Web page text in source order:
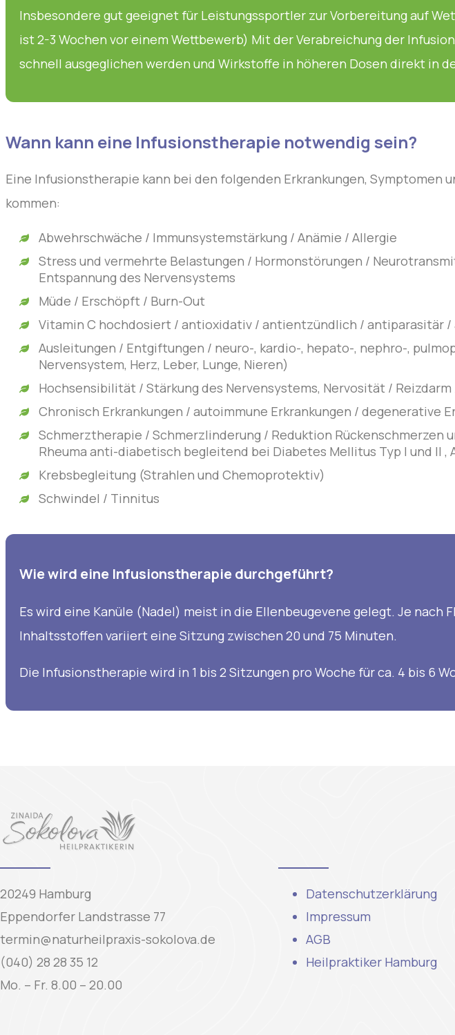
Insbesondere gut geeignet für Leistungssportler zur Vorbereitung auf
ist 2-3 Wochen vor einem Wettbewerb) Mit der Verabreichung der
schnell ausgeglichen werden und Wirkstoffe in höheren Dosen direkt in
Wann kann eine Infusionstherapie notwendig sein?
Eine Infusionstherapie kann bei den folgenden Erkrankungen, Symptomen
kommen:
Abwehrschwäche / Immunsystemstärkung / Anämie / Allergie
Stress und vermehrte Belastungen / Hormonstörungen /
Entspannung des Nervensystems
Müde / Erschöpft / Burn-Out
Vitamin C hochdosiert / antioxidativ / antientzündlich / antiparasitär
Ausleitungen / Entgiftungen / neuro-, kardio-, hepato-, nephro-,
Nervensystem, Herz, Leber, Lunge, Nieren)
Hochsensibilität / Stärkung des Nervensystems, Nervosität / Reizdarm
Chronisch Erkrankungen / autoimmune Erkrankungen / degenerative
Schmerztherapie / Schmerzlinderung / Reduktion Rückenschmerzen
Rheuma anti-diabetisch begleitend bei Diabetes Mellitus Typ I und II ,
Krebsbegleitung (Strahlen und Chemoprotektiv)
Schwindel / Tinnitus
Wie wird eine Infusionstherapie durchgeführt?
Es wird eine Kanüle (Nadel) meist in die Ellenbeugevene gelegt. Je nach
Inhaltsstoffen variiert eine Sitzung zwischen 20 und 75 Minuten.
Die Infusionstherapie wird in 1 bis 2 Sitzungen pro Woche für ca. 4 bis 6
20249 Hamburg
Eppendorfer Landstrasse 77
termin@naturheilpraxis-sokolova.de
(040) 28 28 35 12
Mo. – Fr. 8.00 – 20.00
Datenschutzerklärung
Impressum
AGB
Heilpraktiker Hamburg